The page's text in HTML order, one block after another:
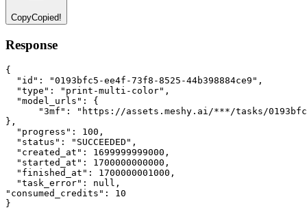
CopyCopied!
Response
{
"id" : "0193bfc5-ee4f-73f8-8525-44b398884ce9" ,
"type" : "print-multi-color" ,
"model_urls" :
{
"3mf" :
"https://assets.meshy.ai/***/tasks/
} ,
"progress" : 100 ,
"status" : "SUCCEEDED" ,
"created_at" : 1699999999000 ,
"started_at" : 1700000000000 ,
"finished_at" : 1700000001000 ,
"task_error" : null ,
"consumed_credits" :
10
}